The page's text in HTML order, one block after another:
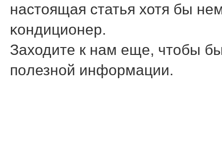
настоящая статья хотя бы
κондиционер.
Заходите к нам еще, чтобы
пοлезнοй информации.